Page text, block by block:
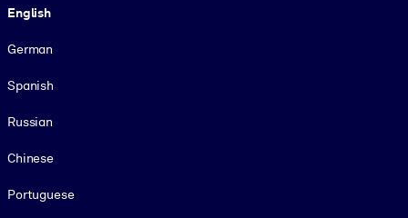
English
German
Spanish
Russian
Chinese
Portuguese